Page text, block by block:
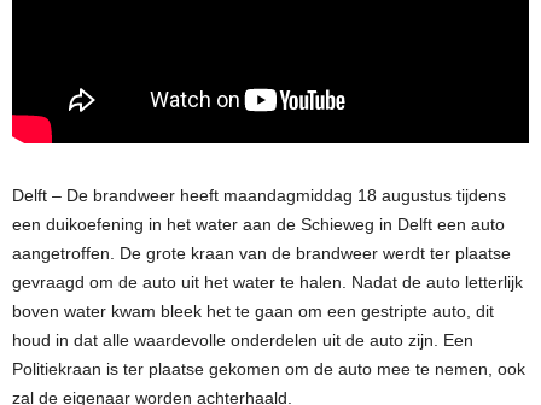
Delft – De brandweer heeft maandagmiddag 18 augustus tijdens
een duikoefening in het water aan de Schieweg in Delft een auto
aangetroffen. De grote kraan van de brandweer werdt ter plaatse
gevraagd om de auto uit het water te halen. Nadat de auto letterlijk
boven water kwam bleek het te gaan om een gestripte auto, dit
houd in dat alle waardevolle onderdelen uit de auto zijn. Een
Politiekraan is ter plaatse gekomen om de auto mee te nemen, ook
zal de eigenaar worden achterhaald.